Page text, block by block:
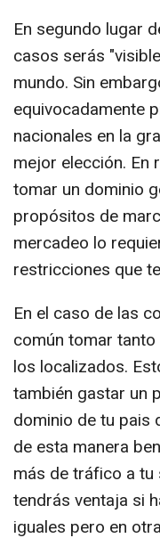
En segundo lugar
casos serás
mundo. Sin
equivocadamente
nacionales en la
mejor elección. En
tomar un dominio
propósitos de
mercadeo lo
restricciones que
En el caso de las
común tomar
los localizados.
también gastar un
dominio de tu pais
de esta manera
más de tráfico a tu
tendrás ventaja si
iguales pero en